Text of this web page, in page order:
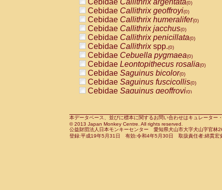
PitheciidaeCallicebusspp.(0)
PitheciidaeChiropotes satanas(0)
PitheciidaePithecia monachus
PitheciidaePithecia pithecia(0)
CercopithecidaeCercocebus agilis
CercopithecidaeCercocebus
CercopithecidaeCercocebus
CercopithecidaeCercocebus
CercopithecidaeCercocebus
CercopithecidaeCercocebushybrid
CercopithecidaePapio anubis(0)
CercopithecidaePapio cynocephalus
CercopithecidaePapio hamadryas(0)
Cebidae Callithrix argentata(0)
Cebidae Callithrix geoffroyi(0)
Cebidae Callithrix humeralifer(0)
Cebidae Callithrix jacchus(0)
Cebidae Callithrix penicillata(0)
Cebidae Callithrixspp.(0)
Cebidae Cebuella pygmaea(0)
Cebidae Leontopithecus rosalia(0)
Cebidae Saguinus bicolor(0)
Cebidae Saguinus fuscicollis(0)
Cebidae Saguinus geoffroyi(0)
CebidaeSaguinus leucopus(0)
CebidaeSaguinus midas(0)
Cebidae Saguinus mystax(0)
本データベース、並びに標本に関するお問い合わせはキュレータ
© 2013 Japan Monkey Centre. All rights reserved.
公益財団法人日本モンキーセンター 愛知県犬山市大字犬山字官
登録:平成19年5月31日 有効:令和4年5月30日 取扱責任者:綿貫宏